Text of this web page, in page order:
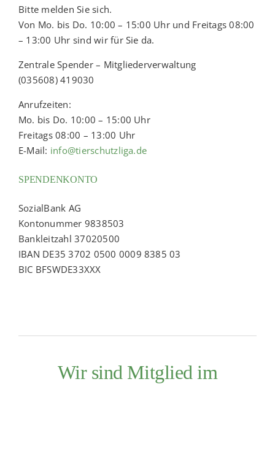
Bitte melden Sie sich.
Von Mo. bis Do. 10:00 – 15:00 Uhr und Freitags 08:00
– 13:00 Uhr sind wir für Sie da.
Zentrale Spender – Mitgliederverwaltung
(035608) 419030
Anrufzeiten:
Mo. bis Do. 10:00 – 15:00 Uhr
Freitags 08:00 – 13:00 Uhr
E-Mail: info@tierschutzliga.de
SPENDENKONTO
SozialBank AG
Kontonummer 9838503
Bankleitzahl 37020500
IBAN DE35 3702 0500 0009 8385 03
BIC BFSWDE33XXX
Wir sind Mitglied im